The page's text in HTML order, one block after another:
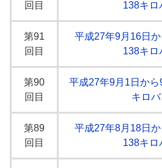
回目
138キロ
第91
回目
平成27年9月16日
138キロ
第90
回目
平成27年9月1日か
キロバ
第89
回目
平成27年8月18日
138キロ